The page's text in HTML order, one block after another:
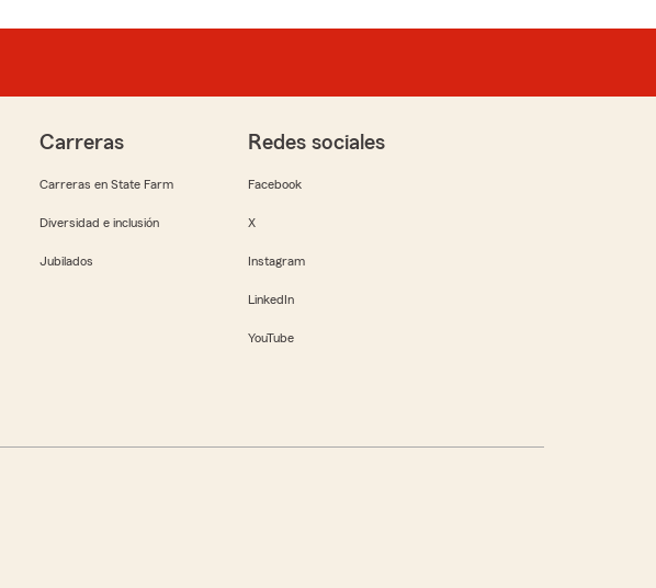
Carreras
Carreras en State Farm
Diversidad e inclusión
Jubilados
Redes sociales
Facebook
X
Instagram
LinkedIn
YouTube